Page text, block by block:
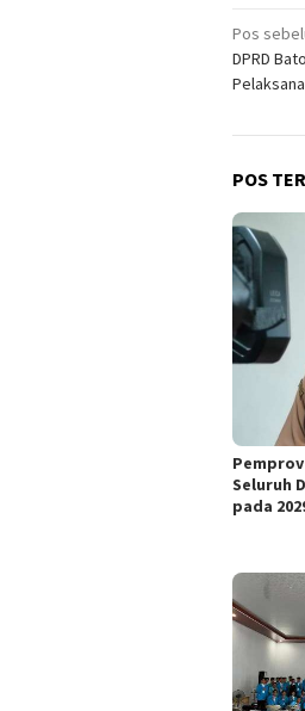
pos
Pos
DPRD
POS
Seluruh
pada